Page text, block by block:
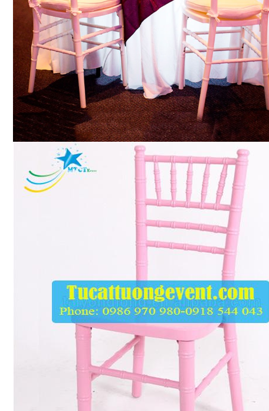
Bàn Tròn Đen
20.000
Ghế Tifany Trắng
Bàn Xanh
20.000
Dĩa Ăn Uống Các Loại
Muỗng Tiệc